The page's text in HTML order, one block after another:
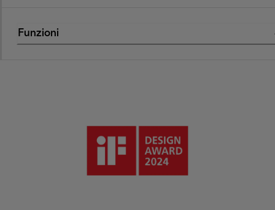
Funzioni